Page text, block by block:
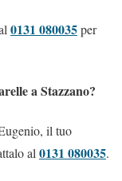
0131 080035per
a Stazzano?
il tuo
al 0131 080035.